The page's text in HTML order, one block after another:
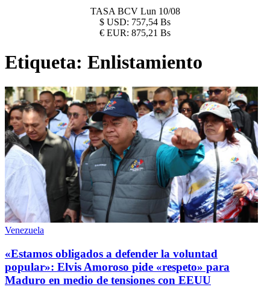
TASA BCV Lun 10/08
$ USD: 757,54 Bs
€ EUR: 875,21 Bs
Etiqueta: Enlistamiento
Venezuela
«Estamos obligados a defender la voluntad
popular»: Elvis Amoroso pide «respeto» para
Maduro en medio de tensiones con EEUU